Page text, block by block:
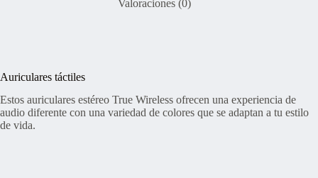
Valoraciones (0)
Auriculares táctiles
Estos auriculares estéreo True Wireless ofrecen una experiencia de
audio diferente con una variedad de colores que se adaptan a tu estilo
de vida.